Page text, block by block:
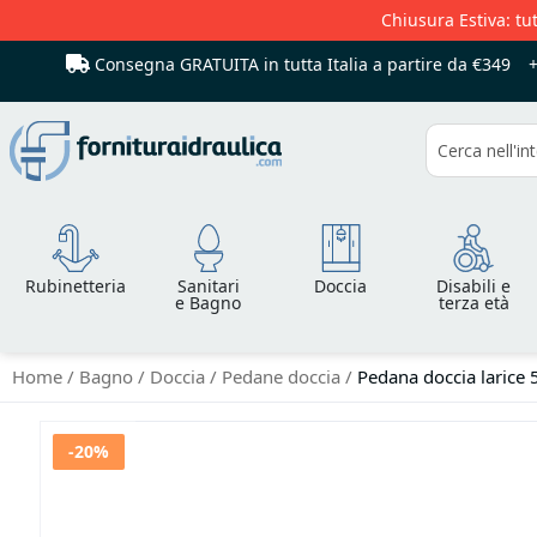
Chiusura Estiva:
Consegna GRATUITA in tutta Italia a partire da €349
Cerca
Rubinetteria Sanitari
e Bagno
Doccia Disabili e
terza età
Home Bagno Doccia Pedane doccia Pedana doccia larice
Vai
-20%